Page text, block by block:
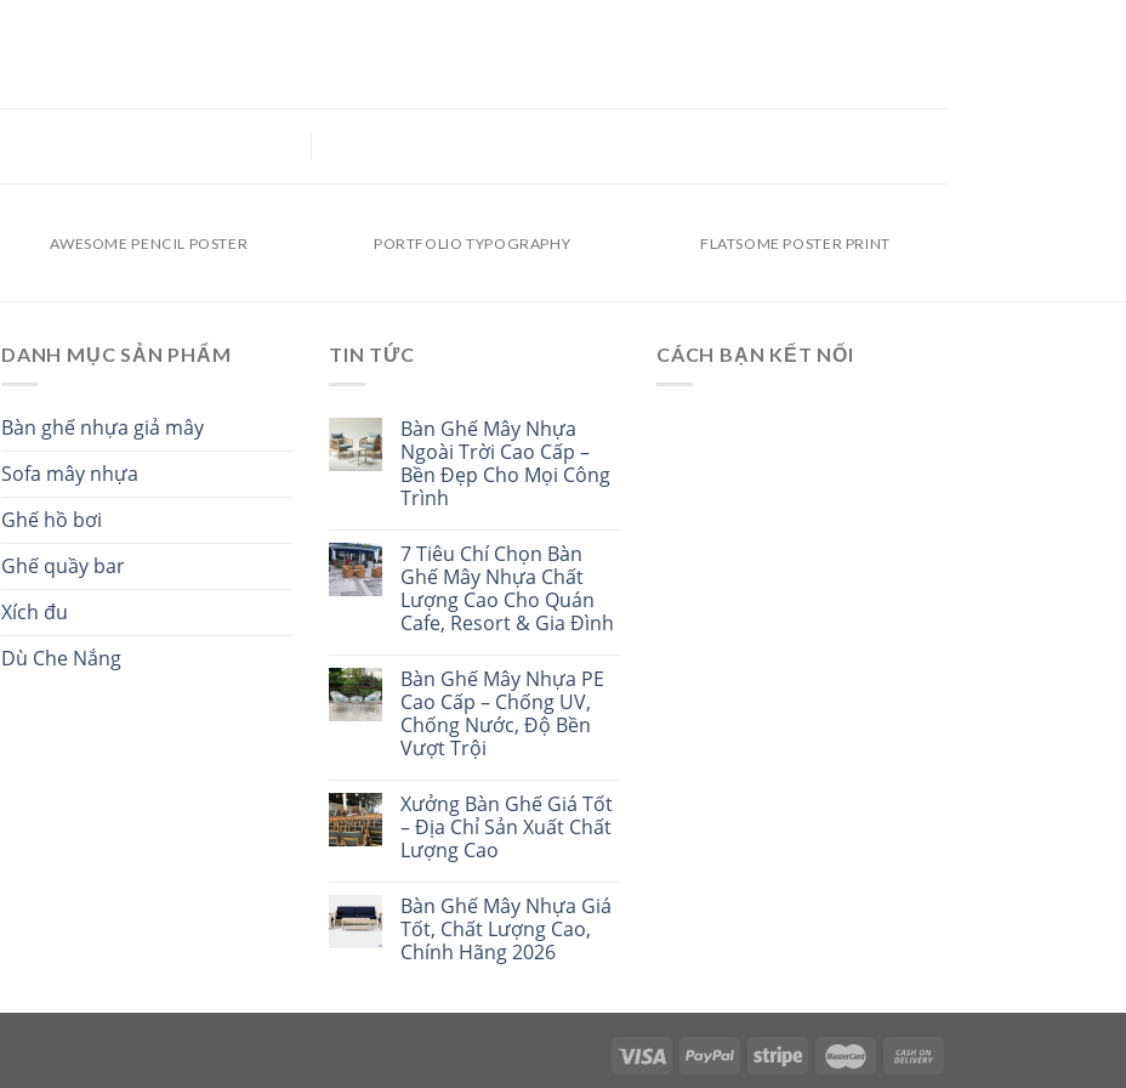
AWESOME PENCIL POSTER PORTFOLIO TYPOGRAPHY FLATSOME POSTER PRINT
DANH MỤC SẢN PHẨM
Bàn ghế nhựa giả mây
Sofa mây nhựa
Ghế hồ bơi
Ghế quầy bar
Xích đu
Dù Che Nắng
TIN TỨC
Bàn Ghế Mây Nhựa
Ngoài Trời Cao Cấp –
Bền Đẹp Cho Mọi Công
Trình
7 Tiêu Chí Chọn Bàn
Ghế Mây Nhựa Chất
Lượng Cao Cho Quán
Cafe, Resort & Gia Đình
Bàn Ghế Mây Nhựa PE
Cao Cấp – Chống UV,
Chống Nước, Độ Bền
Vượt Trội
Xưởng Bàn Ghế Giá Tốt
– Địa Chỉ Sản Xuất Chất
Lượng Cao
Bàn Ghế Mây Nhựa Giá
Tốt, Chất Lượng Cao,
Chính Hãng 2026
CÁCH BẠN KẾT NỐI